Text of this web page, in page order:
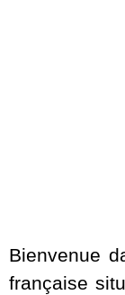
Bienvenue
française